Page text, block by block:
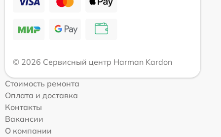
© 2026 Сервисный центр Harman Kardon
Стоимость ремонта
Оплата и доставка
Контакты
Вакансии
О компании